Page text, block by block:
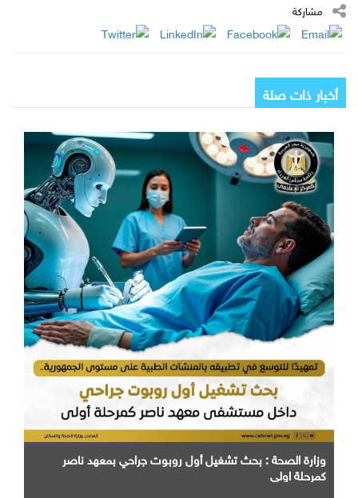
مشاركة
أخبار ذات صلة
وزارة الصحة : بحث تشغيل أول روبوت جراحي بمعهد ناصر
كمرحلة اولي